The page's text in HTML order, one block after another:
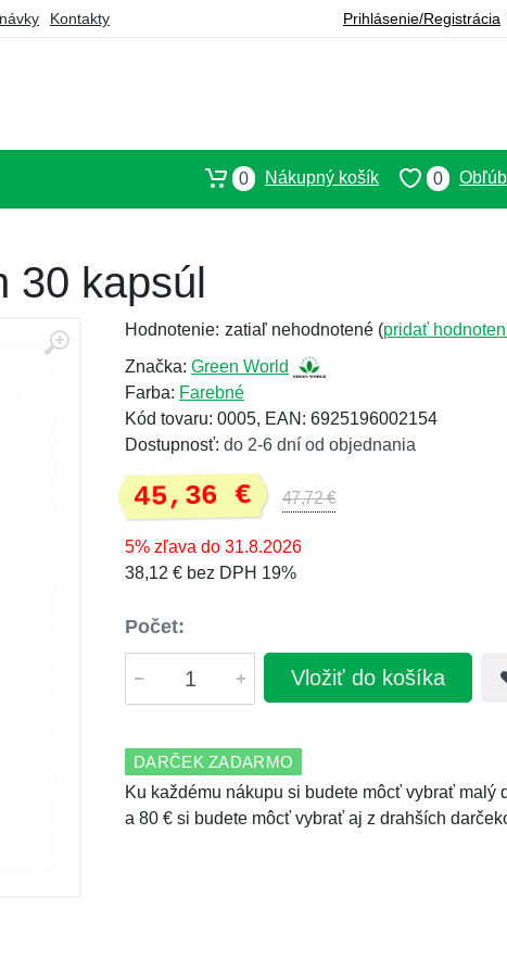
Kontakty Prihlásenie/Registrácia
0
0 Nákupný košík
30 kapsúl
Hodnotenie: zatiaľ nehodnotené (pridať
Značka: Green World
Farba: Farebné
Kód tovaru: 0005, EAN: 6925196002154
Dostupnosť: do 2-6 dní od objednania
45,36 € 47,72 €
5% zľava do 31.8.2026
38,12 € bez DPH 19%
Počet:
Vložiť do košíka
DARČEK ZADARMO
Ku každému nákupu si budete môcť vybrať malý
a 80 € si budete môcť vybrať aj z drahších